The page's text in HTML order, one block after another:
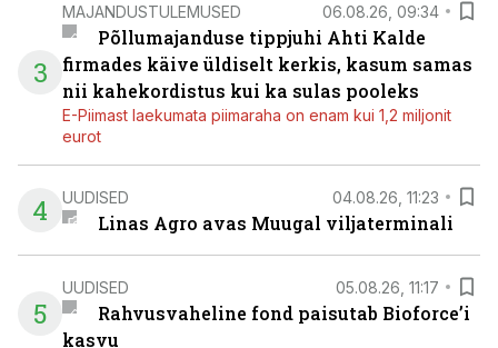
3
MAJANDUSTULEMUSED 06.08.26, 09:34
Põllumajanduse tippjuhi Ahti Kalde
firmades käive üldiselt kerkis, kasum samas
nii kahekordistus kui ka sulas pooleks
E-Piimast laekumata piimaraha on enam kui 1,2 miljonit
eurot
4 UUDISED 04.08.26, 11:23
Linas Agro avas Muugal viljaterminali
5
UUDISED 05.08.26, 11:17
Rahvusvaheline fond paisutab Bioforce’i
kasvu